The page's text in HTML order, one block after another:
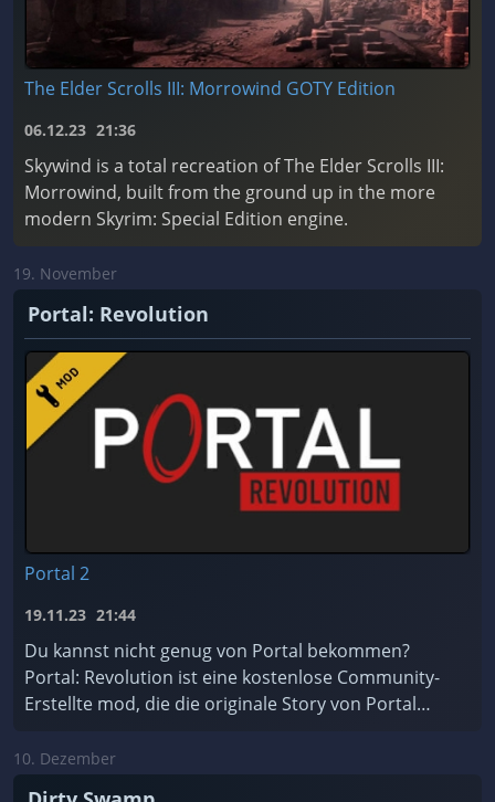
The Elder Scrolls III: Morrowind GOTY Edition
06.12.23 21:36
Skywind is a total recreation of The Elder Scrolls III:
Morrowind, built from the ground up in the more
modern Skyrim: Special Edition engine.
19. November
Portal: Revolution
Portal 2
19.11.23 21:44
Du kannst nicht genug von Portal bekommen?
Portal: Revolution ist eine kostenlose Community-
Erstellte mod, die die originale Story von Portal
10. Dezember